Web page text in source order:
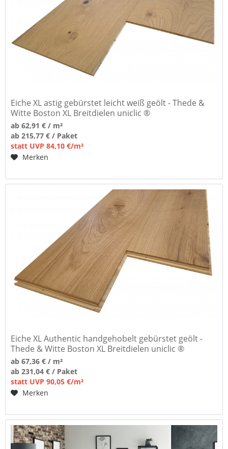
Eiche XL astig gebürstet leicht weiß geölt - Thede &
Witte Boston XL Breitdielen uniclic ®
ab 62,91 € / m²
ab 215,77 € / Paket
statt UVP 84,10 €/m²
Merken
Eiche XL Authentic handgehobelt gebürstet geölt -
Thede & Witte Boston XL Breitdielen uniclic ®
ab 67,36 € / m²
ab 231,04 € / Paket
statt UVP 90,05 €/m²
Merken